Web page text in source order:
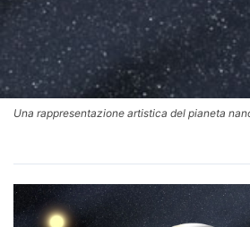
Una rappresentazione artistica del pianeta